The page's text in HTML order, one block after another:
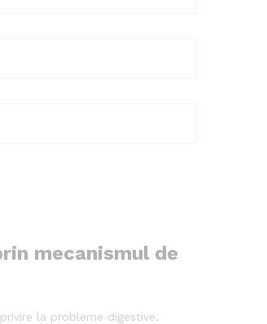
mecanismul de
la probleme digestive.